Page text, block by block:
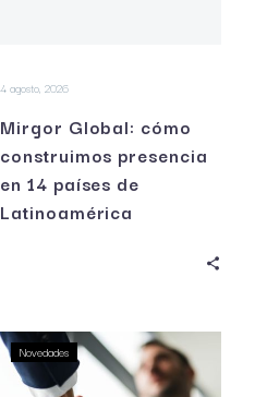
4 agosto, 2026
Mirgor Global: cómo
construimos presencia
en 14 países de
Latinoamérica
Novedades